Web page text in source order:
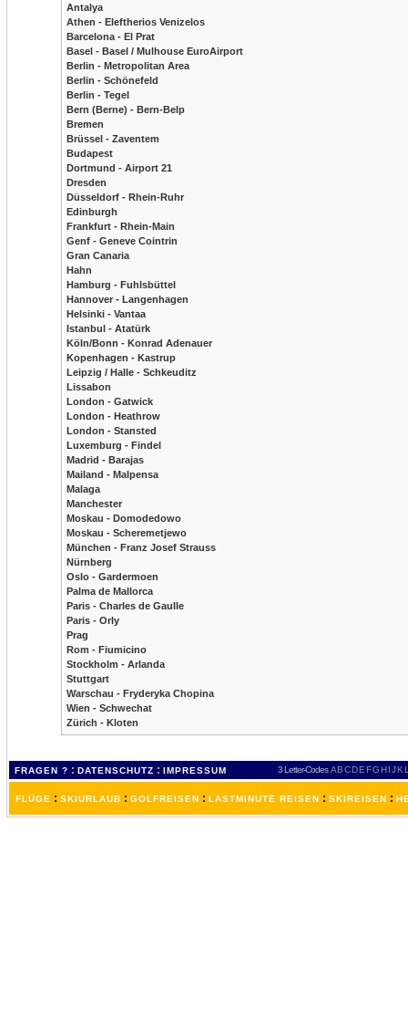
Antalya
Athen - Eleftherios Venizelos
Barcelona - El Prat
Basel - Basel / Mulhouse EuroAirport
Berlin - Metropolitan Area
Berlin - Schönefeld
Berlin - Tegel
Bern (Berne) - Bern-Belp
Bremen
Brüssel - Zaventem
Budapest
Dortmund - Airport 21
Dresden
Düsseldorf - Rhein-Ruhr
Edinburgh
Frankfurt - Rhein-Main
Genf - Geneve Cointrin
Gran Canaria
Hahn
Hamburg - Fuhlsbüttel
Hannover - Langenhagen
Helsinki - Vantaa
Istanbul - Atatürk
Köln/Bonn - Konrad Adenauer
Kopenhagen - Kastrup
Leipzig / Halle - Schkeuditz
Lissabon
London - Gatwick
London - Heathrow
London - Stansted
Luxemburg - Findel
Madrid - Barajas
Mailand - Malpensa
Malaga
Manchester
Moskau - Domodedowo
Moskau - Scheremetjewo
München - Franz Josef Strauss
Nürnberg
Oslo - Gardermoen
Palma de Mallorca
Paris - Charles de Gaulle
Paris - Orly
Prag
Rom - Fiumicino
Stockholm - Arlanda
Stuttgart
Warschau - Fryderyka Chopina
Wien - Schwechat
Zürich - Kloten
FRAGEN ? : DATENSCHUTZ : IMPRESSUM 3 Letter-Codes ABCDEFGH IJKL
FLÜGE : SKIURLAUB : GOLFREISEN : LASTMINUTE REISEN : SKIREISEN :